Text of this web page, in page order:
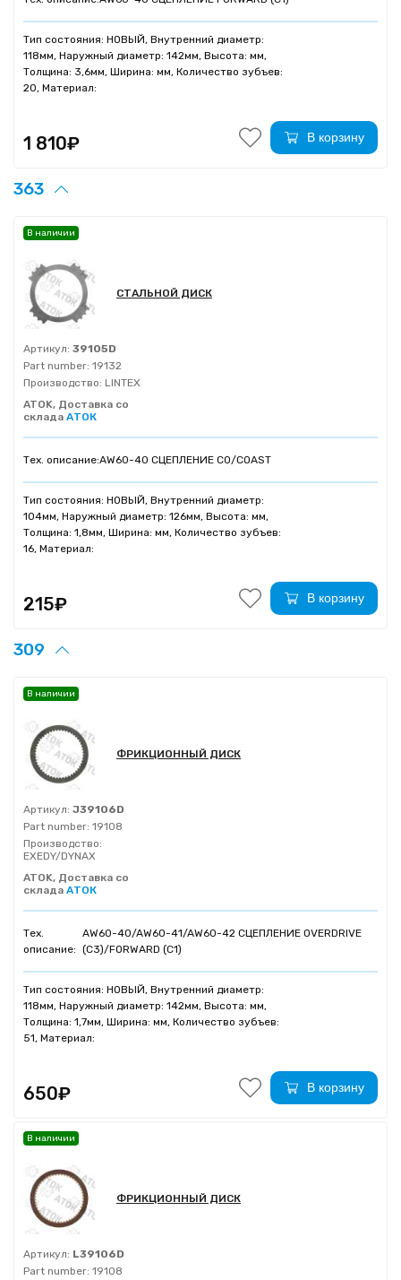
Тип состояния: НОВЫЙ, Внутренний диаметр:
118мм, Наружный диаметр: 142мм, Высота: мм,
Толщина: 3,6мм, Ширина: мм, Количество зубъев:
20, Материал:
1 810₽ В корзину
363
СТАЛЬНОЙ ДИСК
Артикул: 39105D
Part number: 19132
Производство: LINTEX
ATOK, Доставка со
склада АТОК
Тех. описание:AW60-40 СЦЕПЛЕНИЕ C0/COAST
Тип состояния: НОВЫЙ, Внутренний диаметр:
104мм, Наружный диаметр: 126мм, Высота: мм,
Толщина: 1,8мм, Ширина: мм, Количество зубъев:
16, Материал:
В наличии
215₽ В корзину
309
ФРИКЦИОННЫЙ ДИСК
Артикул: J39106D
Part number: 19108
Производство:
EXEDY/DYNAX
ATOK, Доставка со
склада АТОК
Тех.
описание:
AW60-40/AW60-41/AW60-42 СЦЕПЛЕНИЕ OVERDRIVE
(C3)/FORWARD (C1)
Тип состояния: НОВЫЙ, Внутренний диаметр:
118мм, Наружный диаметр: 142мм, Высота: мм,
Толщина: 1,7мм, Ширина: мм, Количество зубъев:
51, Материал:
В наличии
650₽ В корзину
ФРИКЦИОННЫЙ ДИСК
Артикул: L39106D
Part number: 19108
В наличии